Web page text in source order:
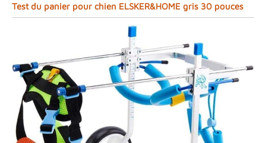
Test du panier pour chien ELSKER&HOME gris 30 pouces